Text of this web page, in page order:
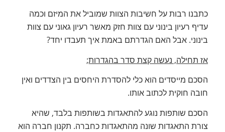
כתבנו רבות על חשיבות הצוות שמוביל את המיזם וכמה
עדיף רעיון בינוני עם צוות חזק מאשר רעיון גאוני עם צוות
בינוני. אבל האם הגדרתם באמת איך תעבדו יחד?
אז תחילה, נעשה קצת סדר בהגדרות;
הסכם מייסדים הוא כלי להסדרת היחסים בין הצדדים ואין
חובה חוקית לכתוב אותו.
הסכם שותפות נוגע להתאגדות בשותפות בלבד, שהיא
צורת התאגדות שונה מהתאגדות כחברה. תקנון חברה הוא